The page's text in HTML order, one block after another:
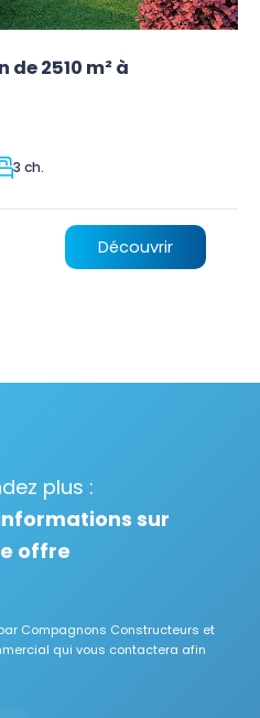
2510 m² à
3 ch.
Découvrir
plus :
sur
offre
Compagnons Constructeurs et
qui vous contactera afin